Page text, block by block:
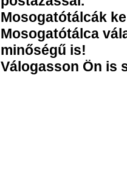
Mosogatótálcák
Mosogatótálca
minőségű is!
Válogasson Ön is